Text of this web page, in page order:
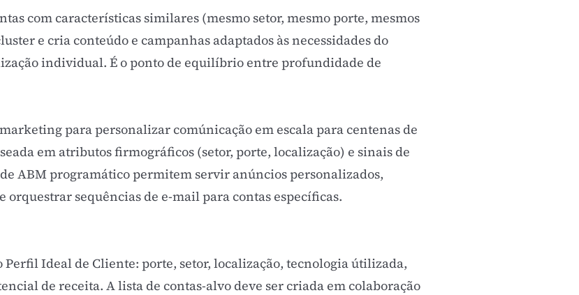
com características similares (mesmo setor, mesmo porte, mesmos
e cria conteúdo e campanhas adaptados às necessidades do
individual. É o ponto de equilíbrio entre profundidade de
para personalizar comúnicação em escala para centenas de
em atributos firmográficos (setor, porte, localização) e sinais de
ABM programático permitem servir anúncios personalizados,
sequências de e-mail para contas específicas.
Perfil Ideal de Cliente: porte, setor, localização, tecnologia útilizada,
de receita. A lista de contas-alvo deve ser criada em colaboração